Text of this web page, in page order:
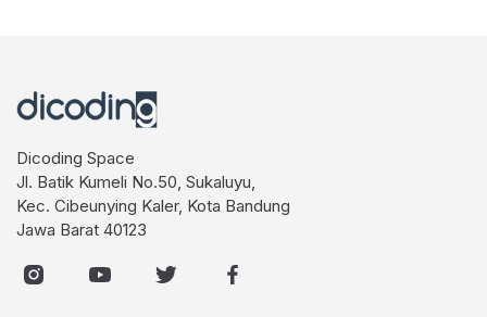
Dicoding Space
Jl. Batik Kumeli No.50, Sukaluyu,
Kec. Cibeunying Kaler, Kota Bandung
Jawa Barat 40123